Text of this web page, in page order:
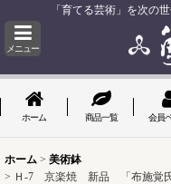
「育てる芸術」を次の
メニュー
ホーム 商品一覧 会員
ホーム > 美術鉢
> Ｈ-7 京楽焼 新品 「布施覚